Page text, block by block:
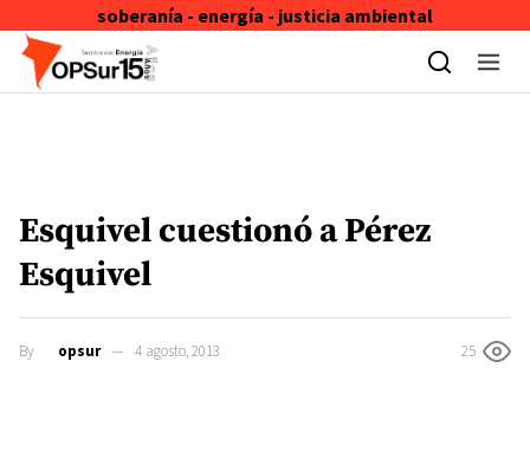
soberanía - energía - justicia ambiental
Skip to content
Esquivel cuestionó a Pérez
Esquivel
By opsur 4 agosto, 2013 25